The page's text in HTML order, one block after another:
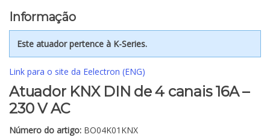
Informação
Este atuador pertence à K-Series.
Link para o site da Eelectron (ENG)
Atuador KNX DIN de 4 canais 16A –
230 V AC
Número do artigo: BO04K01KNX